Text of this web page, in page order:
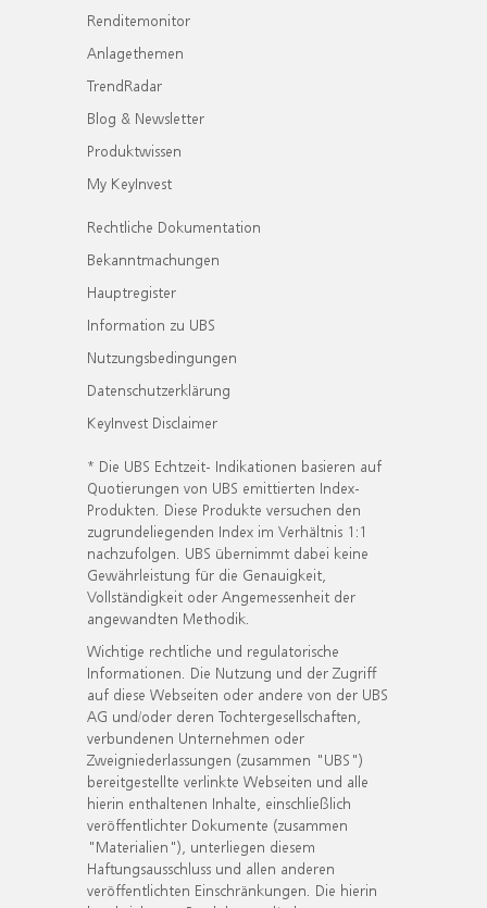
Renditemonitor
Anlagethemen
TrendRadar
Blog & Newsletter
Produktwissen
My KeyInvest
Rechtliche Dokumentation
Bekanntmachungen
Hauptregister
Information zu UBS
Nutzungsbedingungen
Datenschutzerklärung
KeyInvest Disclaimer
* Die UBS Echtzeit- Indikationen basieren auf
Quotierungen von UBS emittierten Index-
Produkten. Diese Produkte versuchen den
zugrundeliegenden Index im Verhältnis 1:1
nachzufolgen. UBS übernimmt dabei keine
Gewährleistung für die Genauigkeit,
Vollständigkeit oder Angemessenheit der
angewandten Methodik.
Wichtige rechtliche und regulatorische
Informationen. Die Nutzung und der Zugriff
auf diese Webseiten oder andere von der UBS
AG und/oder deren Tochtergesellschaften,
verbundenen Unternehmen oder
Zweigniederlassungen (zusammen "UBS")
bereitgestellte verlinkte Webseiten und alle
hierin enthaltenen Inhalte, einschließlich
veröffentlichter Dokumente (zusammen
"Materialien"), unterliegen diesem
Haftungsausschluss und allen anderen
veröffentlichten Einschränkungen. Die hierin